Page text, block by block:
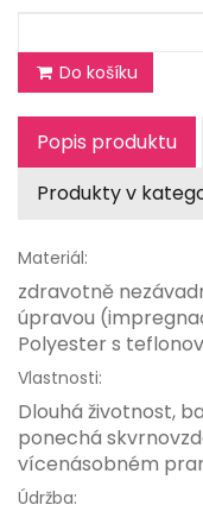
Do košíku
Popis produktu
Produkty v
Materiál:
zdravotně
úpravou
Polyester s
Vlastnosti:
Dlouhá životnost,
ponechá
vícenásobném
Údržba: